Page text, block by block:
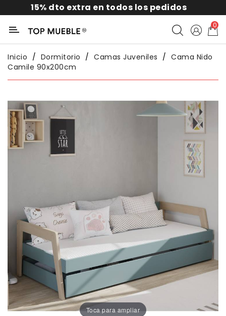
15% dto extra en todos los pedidos
Categoría
Exterior
Sofás
Salón
Oficina
Lámparas
Baño
0
Inicio Dormitorio Camas Juveniles
Cama Nido
Camile 90x200cm
Toca para ampliar